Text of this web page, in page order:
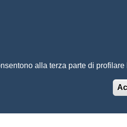
Dichiarazione di
Feedback accessibilità
Siti tematici: Maremma
alla terza parte di profilare